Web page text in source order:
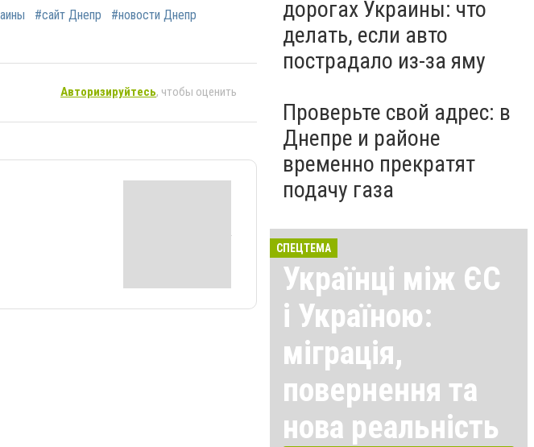
#сайт Днепр
#новости Днепр
Авторизируйтесь, чтобы оценить
дорогах Украины: что
делать, если авто
пострадало из-за яму
Проверьте свой адрес: в
Днепре и районе
временно прекратят
подачу газа
СПЕЦТЕМА
Українці між ЄС
і Україною:
міграція,
повернення та
нова реальність